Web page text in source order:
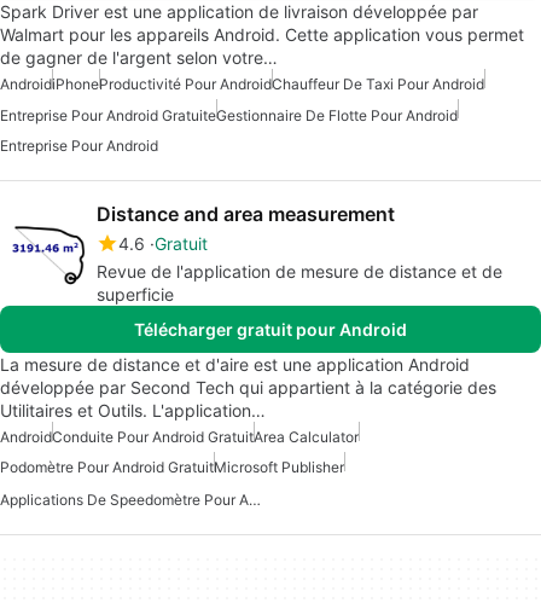
Spark Driver est une application de livraison développée par
Walmart pour les appareils Android. Cette application vous permet
de gagner de l'argent selon votre…
AndroidiPhoneProductivité Pour AndroidChauffeur De Taxi Pour Android
Entreprise Pour Android GratuiteGestionnaire De Flotte Pour Android
Entreprise Pour Android
Distance and area measurement
4.6 Gratuit
Revue de l'application de mesure de distance et de
superficie
Télécharger gratuit pour Android
La mesure de distance et d'aire est une application Android
développée par Second Tech qui appartient à la catégorie des
Utilitaires et Outils. L'application…
AndroidConduite Pour Android GratuitArea Calculator
Podomètre Pour Android GratuitMicrosoft Publisher
Applications De Speedomètre Pour Android